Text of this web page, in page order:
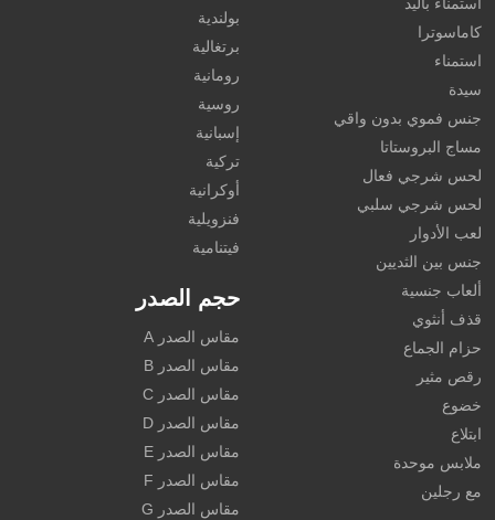
استمناء باليد
كاماسوترا
استمناء
سيدة
جنس فموي بدون واقي
مساج البروستاتا
لحس شرجي فعال
لحس شرجي سلبي
لعب الأدوار
جنس بين الثديين
ألعاب جنسية
قذف أنثوي
حزام الجماع
رقص مثير
خضوع
ابتلاع
ملابس موحدة
مع رجلين
بولندية
برتغالية
رومانية
روسية
إسبانية
تركية
أوكرانية
فنزويلية
فيتنامية
حجم الصدر
مقاس الصدر A
مقاس الصدر B
مقاس الصدر C
مقاس الصدر D
مقاس الصدر E
مقاس الصدر F
مقاس الصدر G